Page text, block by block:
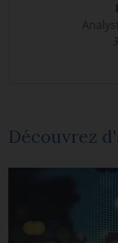
Découvrez